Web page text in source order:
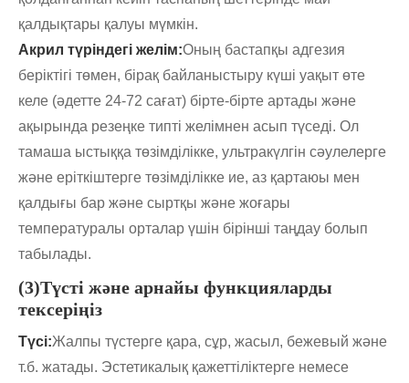
қалдықтары қалуы мүмкін.
Акрил түріндегі желім:Оның бастапқы адгезия
беріктігі төмен, бірақ байланыстыру күші уақыт өте
келе (әдетте 24-72 сағат) бірте-бірте артады және
ақырында резеңке типті желімнен асып түседі. Ол
тамаша ыстыққа төзімділікке, ультракүлгін сәулелерге
және еріткіштерге төзімділікке ие, аз қартаюы мен
қалдығы бар және сыртқы және жоғары
температуралы орталар үшін бірінші таңдау болып
табылады.
(3)Түсті және арнайы функцияларды
тексеріңіз
Түсі:Жалпы түстерге қара, сұр, жасыл, бежевый және
т.б. жатады. Эстетикалық қажеттіліктерге немесе